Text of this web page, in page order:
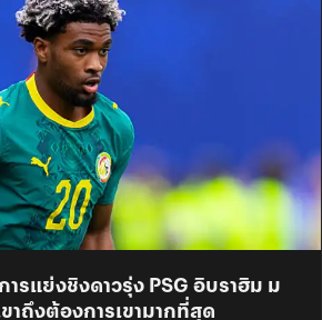
รแย่งชิงดาวรุ่ง PSG อิบราฮิม ม
าถึงต้องการเขามากที่สุด